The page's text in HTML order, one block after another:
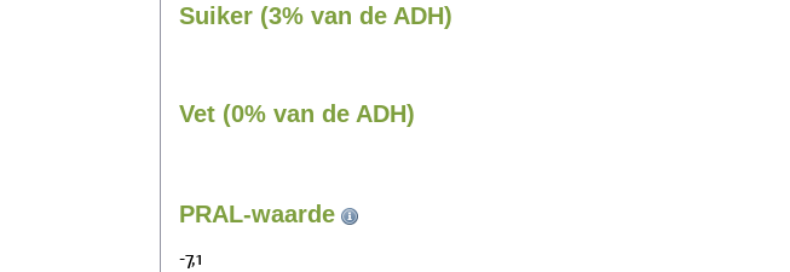
Suiker (3% van de ADH)
Vet (0% van de ADH)
PRAL-waarde
-7,1